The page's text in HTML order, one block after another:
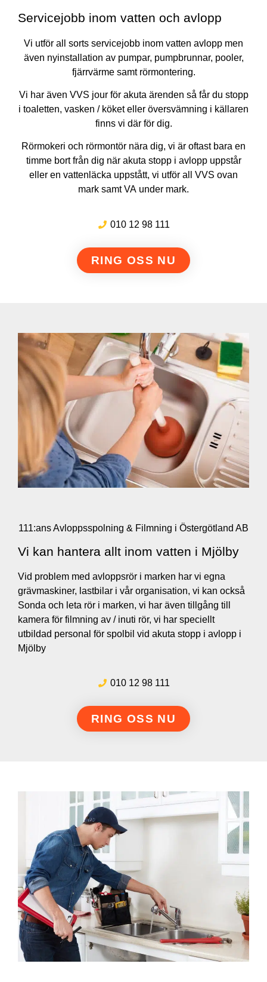
Servicejobb inom vatten och avlopp
Vi utför all sorts servicejobb inom vatten avlopp men
även nyinstallation av pumpar, pumpbrunnar, pooler,
fjärrvärme samt rörmontering.
Vi har även VVS jour för akuta ärenden så får du stopp
i toaletten, vasken / köket eller översvämning i källaren
finns vi där för dig.
Rörmokeri och rörmontör nära dig, vi är oftast bara en
timme bort från dig när akuta stopp i avlopp uppstår
eller en vattenläcka uppstått, vi utför all VVS ovan
mark samt VA under mark.
010 12 98 111
RING OSS NU
111:ans Avloppsspolning & Filmning i Östergötland AB
Vi kan hantera allt inom vatten i Mjölby
Vid problem med avloppsrör i marken har vi egna
grävmaskiner, lastbilar i vår organisation, vi kan också
Sonda och leta rör i marken, vi har även tillgång till
kamera för filmning av / inuti rör, vi har speciellt
utbildad personal för spolbil vid akuta stopp i avlopp i
Mjölby
010 12 98 111
RING OSS NU